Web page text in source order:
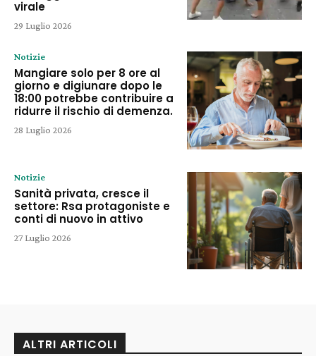
virale
29 Luglio 2026
Notizie
Mangiare solo per 8 ore al
giorno e digiunare dopo le
18:00 potrebbe contribuire a
ridurre il rischio di demenza.
28 Luglio 2026
Notizie
Sanità privata, cresce il
settore: Rsa protagoniste e
conti di nuovo in attivo
27 Luglio 2026
ALTRI ARTICOLI